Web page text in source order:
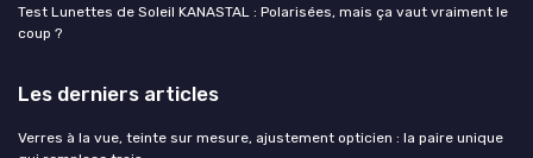
Test Lunettes de Soleil KANASTAL : Polarisées, mais ça vaut vraiment le
coup ?
Les derniers articles
Verres à la vue, teinte sur mesure, ajustement opticien : la paire unique